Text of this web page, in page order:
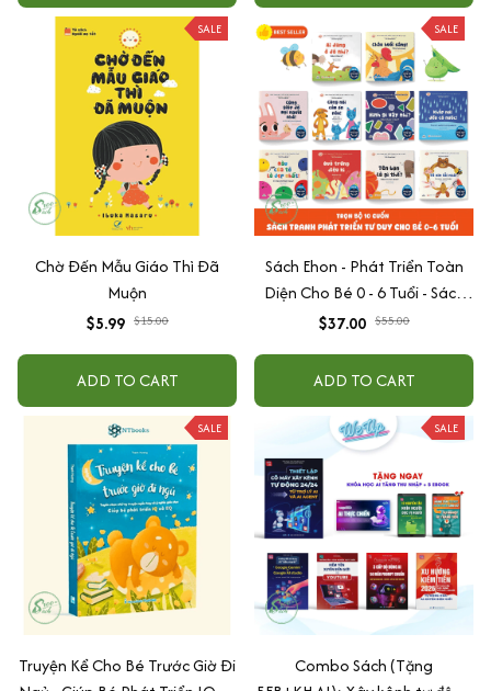
SALE
Chờ Đến Mẫu Giáo Thì Đã
Muộn
$5.99 $15.00
ADD TO CART
SALE
Sách Ehon - Phát Triển Toàn
Diện Cho Bé 0 - 6 Tuổi - Sách
Song Ngữ Việt - Anh
$37.00 $55.00
ADD TO CART
SALE
Truyện Kể Cho Bé Trước Giờ Đi
SALE
Combo Sách (Tặng